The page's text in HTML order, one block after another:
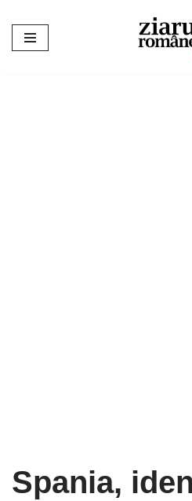
Sari
Spania,